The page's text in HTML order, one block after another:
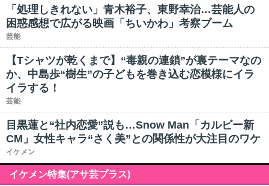
「処理しきれない」青木裕子、東野幸治…芸能人の
困惑感想で広がる映画「ちいかわ」考察ブーム
芸能
【Tシャツが乾くまで】“毒親の連鎖”が裏テーマなの
か、中島歩“樹生”の子どもを巻き込む恋模様にイラ
イラする！
芸能
目黒蓮と“社内恋愛”説も…Snow Man「カルビー新
CM」女性キャラ“さく美”との関係性が大注目のワケ
イケメン
イケメン特集(アサ芸プラス)